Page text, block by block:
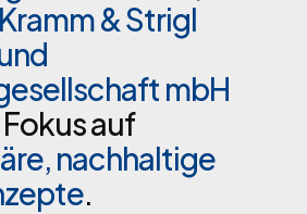
Kramm & Strigl
mbH
auf
nachhaltige
.